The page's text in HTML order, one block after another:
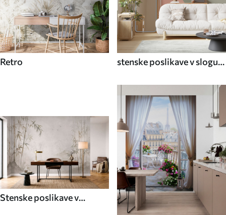
Retro
stenske poslikave v slogu
Stenske poslikave v